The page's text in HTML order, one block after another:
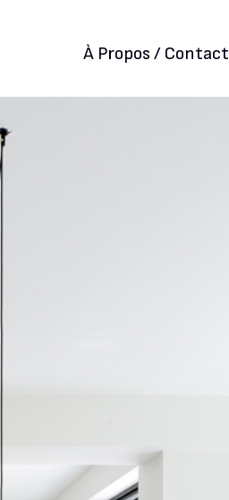
À Propos / Contact